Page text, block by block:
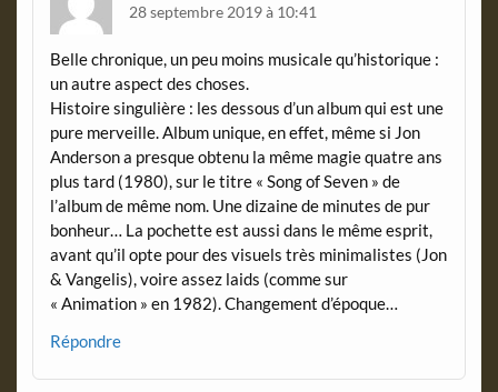
28 septembre 2019 à 10:41
Belle chronique, un peu moins musicale qu’historique :
un autre aspect des choses.
Histoire singulière : les dessous d’un album qui est une
pure merveille. Album unique, en effet, même si Jon
Anderson a presque obtenu la même magie quatre ans
plus tard (1980), sur le titre « Song of Seven » de
l’album de même nom. Une dizaine de minutes de pur
bonheur… La pochette est aussi dans le même esprit,
avant qu’il opte pour des visuels très minimalistes (Jon
& Vangelis), voire assez laids (comme sur
« Animation » en 1982). Changement d’époque…
Répondre